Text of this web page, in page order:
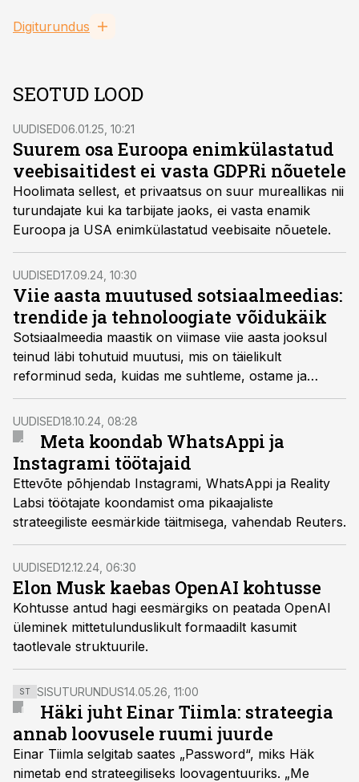
Digiturundus
SEOTUD LOOD
UUDISED06.01.25, 10:21
Suurem osa Euroopa enimkülastatud
veebisaitidest ei vasta GDPRi nõuetele
Hoolimata sellest, et privaatsus on suur mureallikas nii
turundajate kui ka tarbijate jaoks, ei vasta enamik
Euroopa ja USA enimkülastatud veebisaite nõuetele.
UUDISED17.09.24, 10:30
Viie aasta muutused sotsiaalmeedias:
trendide ja tehnoloogiate võidukäik
Sotsiaalmeedia maastik on viimase viie aasta jooksul
teinud läbi tohutuid muutusi, mis on täielikult
reforminud seda, kuidas me suhtleme, ostame ja
tarbime sisu. KOMM Agentuuri looja Regina Soop toob
välja suurimad trendid ja tehnoloogilised lahendused,
mis täna edu toovad.
UUDISED18.10.24, 08:28
Meta koondab WhatsAppi ja
Instagrami töötajaid
Ettevõte põhjendab Instagrami, WhatsAppi ja Reality
Labsi töötajate koondamist oma pikaajaliste
strateegiliste eesmärkide täitmisega, vahendab Reuters.
UUDISED12.12.24, 06:30
Elon Musk kaebas OpenAI kohtusse
Kohtusse antud hagi eesmärgiks on peatada OpenAI
üleminek mittetulunduslikult formaadilt kasumit
taotlevale struktuurile.
ST SISUTURUNDUS14.05.26, 11:00
Häki juht Einar Tiimla: strateegia
annab loovusele ruumi juurde
Einar Tiimla selgitab saates „Password“, miks Häk
nimetab end strateegiliseks loovagentuuriks. „Me